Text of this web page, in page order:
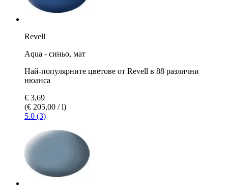
Revell
Aqua - синьо, мат
Най-популярните цветове от Revell в 88 различни
нюанса
€ 3,69
(€ 205,00 / l)
5.0 (3)